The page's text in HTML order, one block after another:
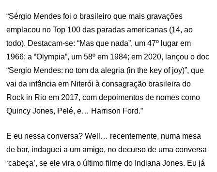
“Sérgio Mendes foi o brasileiro que mais gravações
emplacou no Top 100 das paradas americanas (14, ao
todo). Destacam-se: “Mas que nada”, um 47º lugar em
1966; a “Olympia”, um 58º em 1984; em 2020, lançou o doc
“Sergio Mendes: no tom da alegria (in the key of joy)”, que
vai da infância em Niterói à consagração brasileira do
Rock in Rio em 2017, com depoimentos de nomes como
Quincy Jones, Pelé, e… Harrison Ford.”
E eu nessa conversa? Well… recentemente, numa mesa
de bar, indaguei a um amigo, no decurso de uma conversa
‘cabeça’, se ele vira o último filme do Indiana Jones. Eu já